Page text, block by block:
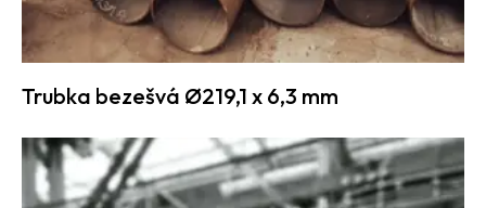
Trubka bezešvá Ø219,1 x 6,3 mm